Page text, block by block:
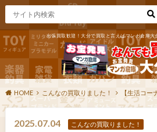
出張買取歓迎！大分で買取と言えばマンガ倉庫大
HOME こんなの買取りました！ 【生活コー
2025.07.04 こんなの買取りました！